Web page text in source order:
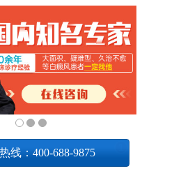
线：400-688-9875